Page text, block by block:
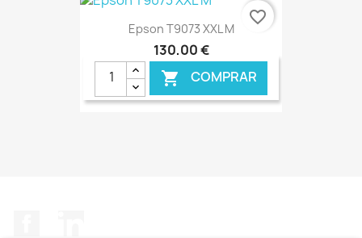
€ ONLINE
Epson T9073 XXL M
130,00 €
 COMPRAR
favorite_border